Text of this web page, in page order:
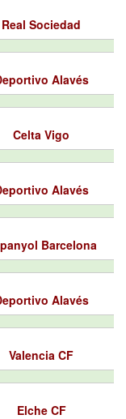
Real Sociedad
Alavés
Celta Vigo
Alavés
Barcelona
Alavés
Valencia CF
Elche CF